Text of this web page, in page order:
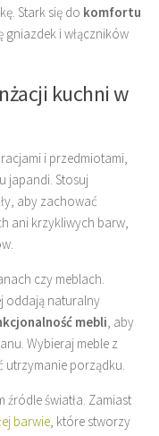
Stark się do komfortu
gniazdek i włączników
kuchni w
i przedmiotami,
japandi. Stosuj
aby zachować
ani krzykliwych barw,
czy meblach.
oddają naturalny
mebli , aby
Wybieraj meble z
porządku.
światła. Zamiast
barwie , które stworzy